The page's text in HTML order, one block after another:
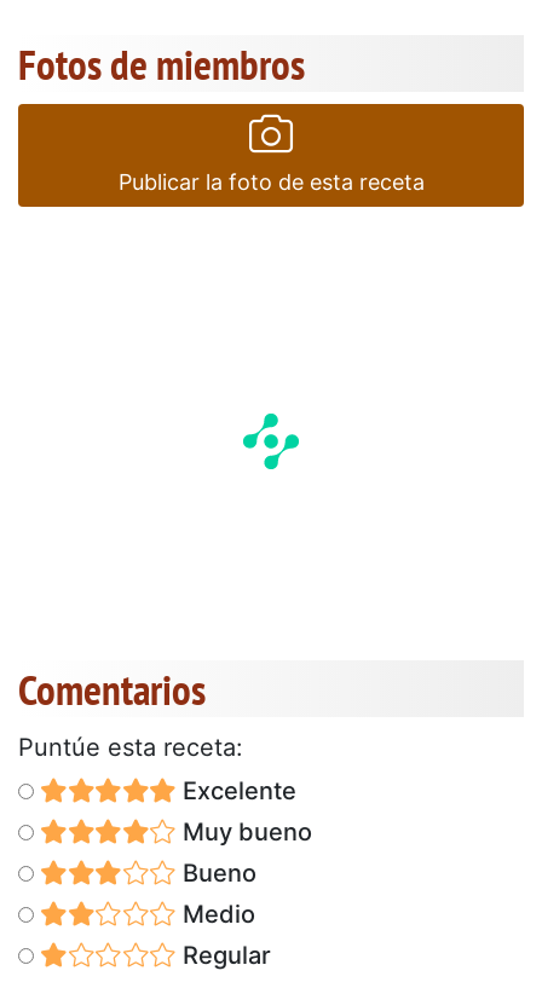
Fotos de miembros
Publicar la foto de esta receta
Comentarios
Puntúe esta receta:
Excelente
Muy bueno
Bueno
Medio
Regular